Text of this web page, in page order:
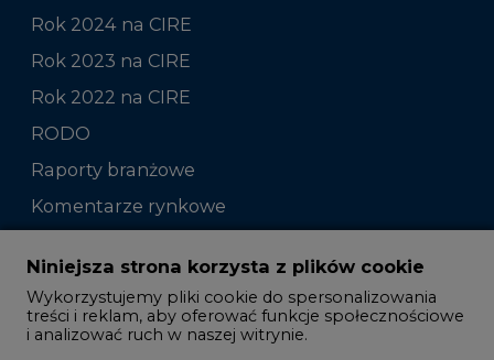
Rok 2024 na CIRE
Rok 2023 na CIRE
Rok 2022 na CIRE
RODO
Raporty branżowe
Komentarze rynkowe
Zmiany kadrowe na rynku
Studio CIRE
Rozmowy o energetyce
Niniejsza strona korzysta z plików cookie
Wykorzystujemy pliki cookie do spersonalizowania
treści i reklam, aby oferować funkcje społecznościowe
i analizować ruch w naszej witrynie.